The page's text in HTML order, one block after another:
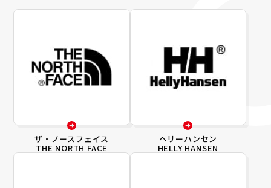
ザ・ノースフェイス
THE NORTH FACE
ヘリーハンセン
HELLY HANSEN